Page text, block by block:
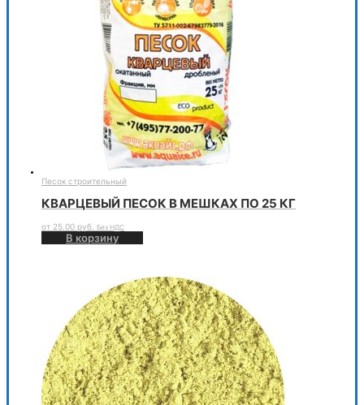
Песок строительный
КВАРЦЕВЫЙ ПЕСОК В МЕШКАХ ПО 25 КГ
от 25.00 руб. Без НДС
В корзину